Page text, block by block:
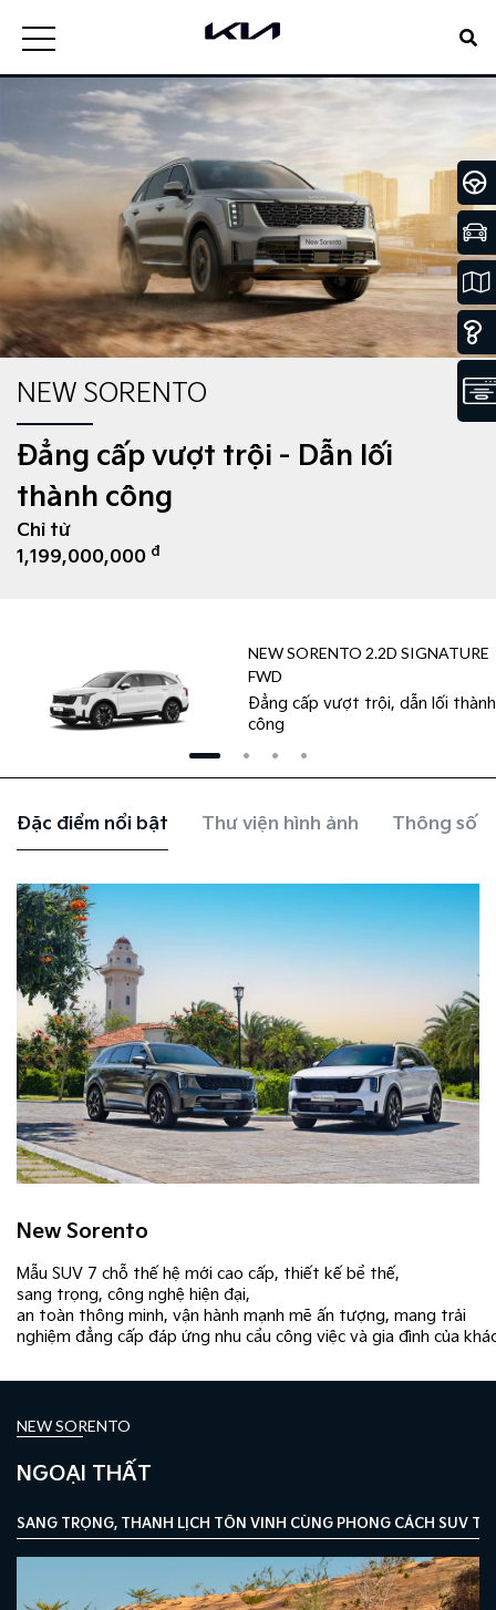
NEW SORENTO
Đẳng cấp vượt trội - Dẫn lối
thành công
Chỉ từ
1,199,000,000 đ
NEW SORENTO 2.2D SIGNATURE
FWD
Đẳng cấp vượt trội, dẫn lối thành
công
Đặc điểm nổi bật Thư viện hình ảnh Thông số
New Sorento
Mẫu SUV 7 chỗ thế hệ mới cao cấp, thiết kế bề thế,
sang trọng, công nghệ hiện đại,
an toàn thông minh, vận hành mạnh mẽ ấn tượng, mang trải
nghiệm đẳng cấp đáp ứng nhu cầu công việc và gia đình của
NEW SORENTO
NGOẠI THẤT
SANG TRỌNG, THANH LỊCH TÔN VINH CÙNG PHONG CÁCH SUV